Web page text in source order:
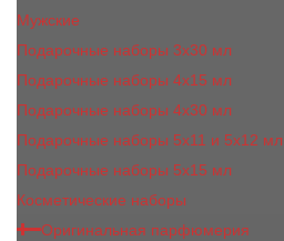
Мужские
Подарочные наборы 3х30 мл
Подарочные наборы 4x15 мл
Подарочные наборы 4x30 мл
Подарочные наборы 5x11 и 5х12 мл
Подарочные наборы 5x15 мл
Косметические наборы
Оригинальная парфюмерия